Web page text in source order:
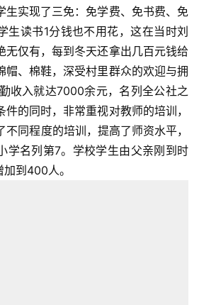
生实现了三免：免学费、免书费、免
生读书1分钱也不用花，这在当时刘
无仅有，每到冬天还拿出几百元钱给
帽、棉鞋，深受村里群众的欢迎与拥
收入就达7000余元，名列全公社之
的同时，非常重视对教师的培训，
同程度的培训，提高了师资水平，
学名列第7。学校学生由父亲刚到时
到400人。